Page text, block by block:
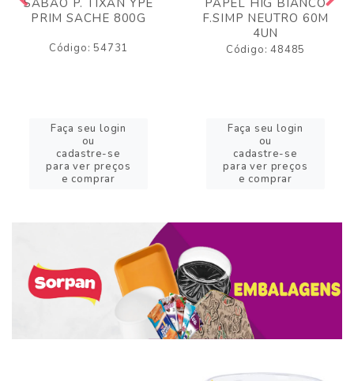
SABAO P. TIXAN YPE
PRIM SACHE 800G
Código: 54731
Faça seu login
ou
cadastre-se
para ver preços
e comprar
PAPEL HIG BIANCO
F.SIMP NEUTRO 60M
4UN
Código: 48485
Faça seu login
ou
cadastre-se
para ver preços
e comprar